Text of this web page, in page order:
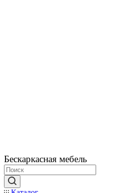
Бескаркасная мебель